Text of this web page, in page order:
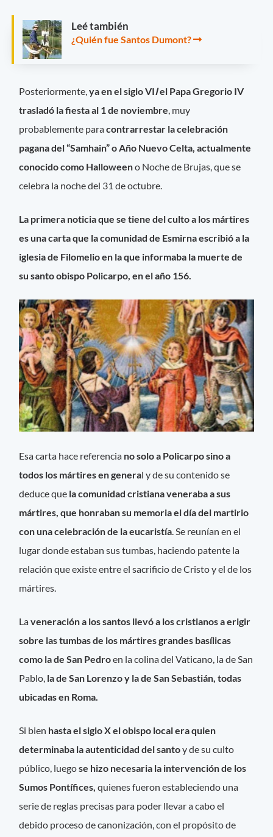
Leé también
¿Quién fue Santos Dumont?
Posteriormente,ya en el siglo VIIel Papa Gregorio IV
trasladó la fiesta al 1 de noviembre, muy
probablemente paracontrarrestar la celebración
pagana del “Samhain” o Año Nuevo Celta, actualmente
conocido como Halloweeno Noche de Brujas, que se
celebra la noche del 31 de octubre.
La primera noticia que se tiene del culto a los mártires
es una carta que la comunidad de Esmirna escribió a la
iglesia de Filomelio en la que informaba la muerte de
su santo obispo Policarpo, en el año 156.
Esa carta hace referencia no solo a Policarpo sino a
todos los mártires en general y de su contenido se
deduce que la comunidad cristiana veneraba a sus
mártires, que honraban su memoria el día del martirio
con una celebración de la eucaristía. Se reunían en el
lugar donde estaban sus tumbas, haciendo patente la
relación que existe entre el sacrificio de Cristo y el de los
mártires.
Laveneración a los santos llevó a los cristianos a erigir
sobre las tumbas de los mártires grandes basílicas
como la de San Pedroen la colina del Vaticano, la de San
Pablo, la de San Lorenzo y la de San Sebastián, todas
ubicadas en Roma.
Si bien hasta el siglo X el obispo local era quien
determinaba la autenticidad del santoy de su culto
público, luegose hizo necesaria la intervención de los
Sumos Pontífices, quienes fueron estableciendo una
serie de reglas precisas para poder llevar a cabo el
debido proceso de canonización, con el propósito de